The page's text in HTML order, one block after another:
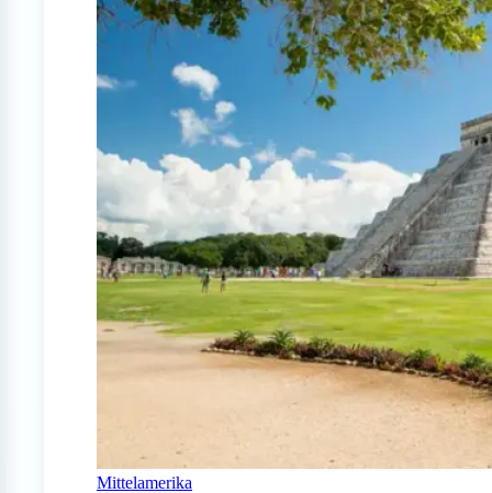
Mittelamerika